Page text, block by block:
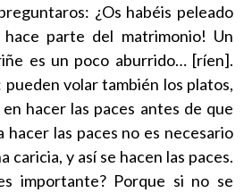
¿Os habéis peleado
hace parte del matrimonio! Un
es un poco aburrido… [ríen].
volar también los platos,
hacer las paces antes de que
hacer las paces no es necesario
caricia, y así se hacen las paces.
importante? Porque si no se